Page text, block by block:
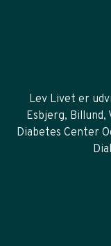
Lev Livet er
Esbjerg, Billund,
Diabetes Center